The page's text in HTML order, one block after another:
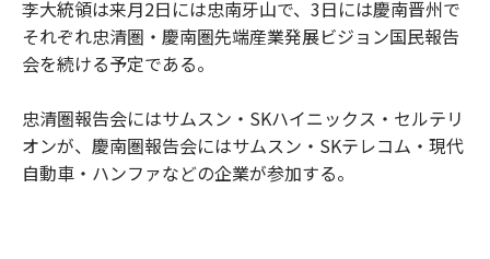
李大統領は来月2日には忠南牙山で、3日には慶南晋州で
それぞれ忠清圏・慶南圏先端産業発展ビジョン国民報告
会を続ける予定である。
忠清圏報告会にはサムスン・SKハイニックス・セルテリ
オンが、慶南圏報告会にはサムスン・SKテレコム・現代
自動車・ハンファなどの企業が参加する。